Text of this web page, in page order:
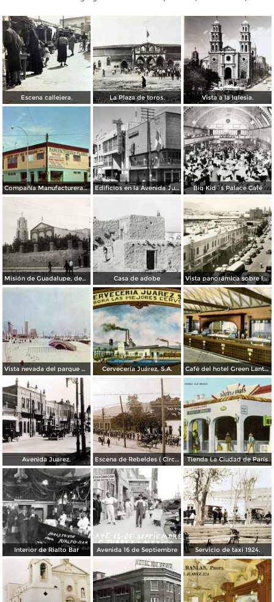
Escena callejera. La Plaza de toros. Vista a la Iglesia.
Compañía Manufacturera Plamex, en el cruce de Insurgentes y Paraguay Edificios en la Avenida Juárez Big Kid´s Palace Café
Misión de Guadalupe, depúes de la toma de Ciudad Juárez, durante la Revolución Mexicana Casa de adobe Vista panorámica sobre la Avenida 16 de Septiembre
Vista nevada del parque El Chamizal Cervecería Juárez, S.A. Café del hotel Green Lantern Inn
Avenida Juarez. Escena de Rebeldes ( Circulada el 8 de Diciembre de 1913 ). Tienda La Ciudad de París
Interior de Rialto Bar Avenida 16 de Septiembre Servicio de taxi 1924.